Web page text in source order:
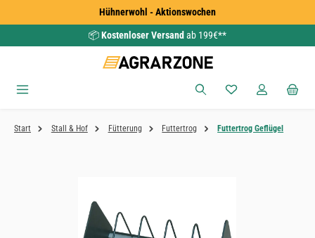
Zum Hauptinhalt springenHühnerwohl - Aktionswochen
📦Kostenloser Versand ab 199€**
Du hast 0
Start Stall & Hof Fütterung Futtertrog Futtertrog Geflügel